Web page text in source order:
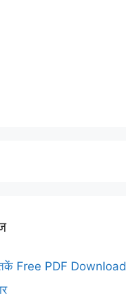
Free PDF Download